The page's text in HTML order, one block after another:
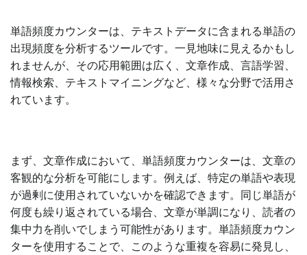
単語頻度カウンターは、テキストデータに含まれる単語の
出現頻度を分析するツールです。一見地味に見えるかもし
れませんが、その応用範囲は広く、文章作成、言語学習、
情報検索、テキストマイニングなど、様々な分野で活用さ
れています。
まず、文章作成において、単語頻度カウンターは、文章の
客観的な分析を可能にします。例えば、特定の単語や表現
が過剰に使用されていないかを確認できます。同じ単語が
何度も繰り返されている場合、文章が単調になり、読者の
集中力を削いでしまう可能性があります。単語頻度カウン
ターを使用することで、このような重複を容易に発見し、